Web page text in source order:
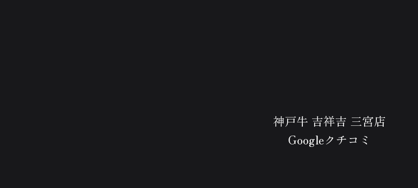
神戸牛 吉祥吉 三宮店
Googleクチコミ